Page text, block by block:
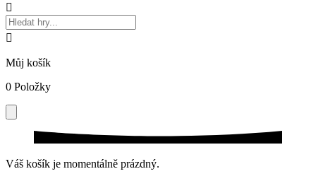
Můj košík
0 Položky
Váš košík je momentálně prázdný.